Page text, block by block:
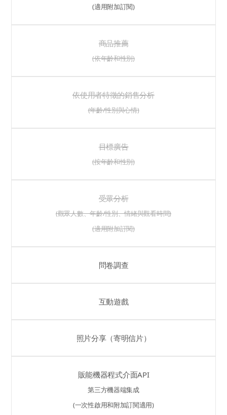
(適用附加訂閱)
商品推薦
(依年齡和性別)
依使用者特徵的銷售分析
(年齡/性別與心情)
目標廣告
(按年齡和性別)
受眾分析
(觀眾人數、年齡/性別、情緒與觀看時間)
(適用附加訂閱)
問卷調查
互動遊戲
照片分享（寄明信片）
販能機器程式介面API
第三方機器端集成
(一次性啟用和附加訂閱適用)